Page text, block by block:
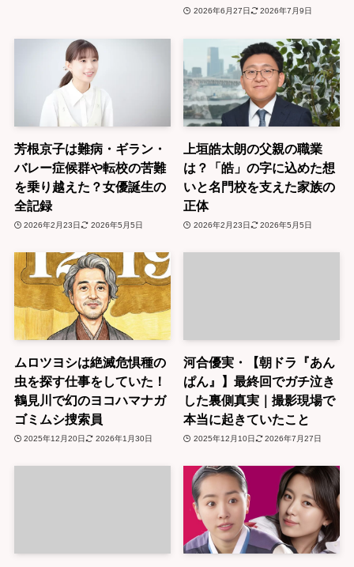
2026年6月27日 2026年7月9日
芳根京子は難病・ギラン・
バレー症候群や転校の苦難
を乗り越えた？女優誕生の
全記録
2026年2月23日 2026年5月5日
上垣皓太朗の父親の職業
は？「皓」の字に込めた想
いと名門校を支えた家族の
正体
2026年2月23日 2026年5月5日
ムロツヨシは絶滅危惧種の
虫を探す仕事をしていた！
鶴見川で幻のヨコハマナガ
ゴミムシ捜索員
2025年12月20日 2026年1月30日
河合優実・【朝ドラ『あん
ぱん』】最終回でガチ泣き
した裏側真実｜撮影現場で
本当に起きていたこと
2025年12月10日 2026年7月27日